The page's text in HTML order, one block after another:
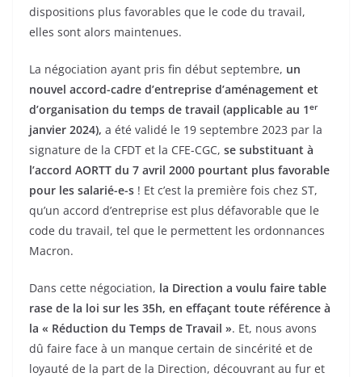
dispositions plus favorables que le code du travail,
elles sont alors maintenues.
La négociation ayant pris fin début septembre, un
nouvel accord-cadre d’entreprise d’aménagement et
d’organisation du temps de travail (applicable au 1er
janvier 2024), a été validé le 19 septembre 2023 par la
signature de la CFDT et la CFE-CGC, se substituant à
l’accord AORTT du 7 avril 2000 pourtant plus favorable
pour les salarié-e-s ! Et c’est la première fois chez ST,
qu’un accord d’entreprise est plus défavorable que le
code du travail, tel que le permettent les ordonnances
Macron.
Dans cette négociation, la Direction a voulu faire table
rase de la loi sur les 35h, en effaçant toute référence à
la « Réduction du Temps de Travail ». Et, nous avons
dû faire face à un manque certain de sincérité et de
loyauté de la part de la Direction, découvrant au fur et